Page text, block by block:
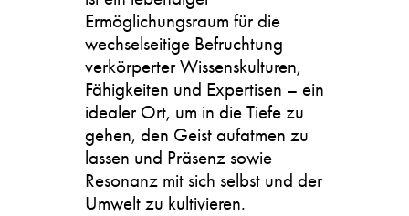
Ermöglichungsraum für die
wechselseitige Befruchtung
verkörperter Wissenskulturen,
Fähigkeiten und Expertisen – ein
idealer Ort, um in die Tiefe zu
gehen, den Geist aufatmen zu
lassen und Präsenz sowie
Resonanz mit sich selbst und der
Umwelt zu kultivieren.